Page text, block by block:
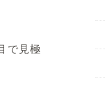
で見極